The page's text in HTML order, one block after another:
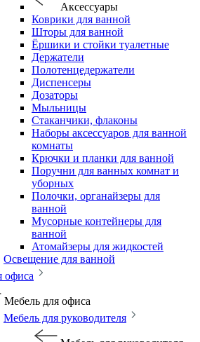
Аксессуары
Коврики для ванной
Шторы для ванной
Ёршики и стойки туалетные
Держатели
Полотенцедержатели
Диспенсеры
Дозаторы
Мыльницы
Стаканчики, флаконы
Наборы аксессуаров для ванной
комнаты
Крючки и планки для ванной
Поручни для ванных комнат и
уборных
Полочки, органайзеры для
ванной
Мусорные контейнеры для
ванной
Атомайзеры для жидкостей
Освещение для ванной
офиса
Мебель для офиса
Мебель для руководителя